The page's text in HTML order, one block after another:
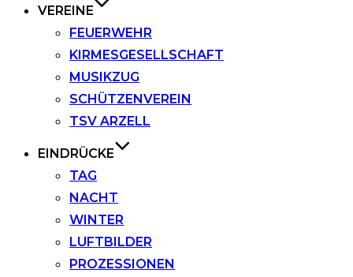
VEREINE
FEUERWEHR
KIRMESGESELLSCHAFT
MUSIKZUG
SCHÜTZENVEREIN
TSV ARZELL
EINDRÜCKE
TAG
NACHT
WINTER
LUFTBILDER
PROZESSIONEN